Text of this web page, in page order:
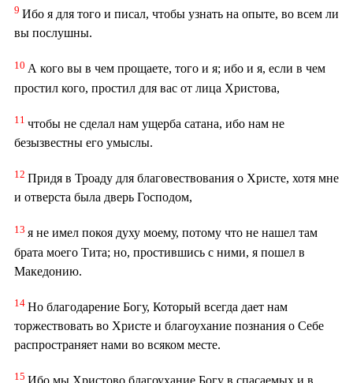
9 Ибо я для того и писал, чтобы узнать на опыте, во всем ли
вы послушны.
10 А кого вы в чем прощаете, того и я; ибо и я, если в чем
простил кого, простил для вас от лица Христова,
11 чтобы не сделал нам ущерба сатана, ибо нам не
безызвестны его умыслы.
12 Придя в Троаду для благовествования о Христе, хотя мне
и отверста была дверь Господом,
13 я не имел покоя духу моему, потому что не нашел там
брата моего Тита; но, простившись с ними, я пошел в
Македонию.
14 Но благодарение Богу, Который всегда дает нам
торжествовать во Христе и благоухание познания о Себе
распространяет нами во всяком месте.
15